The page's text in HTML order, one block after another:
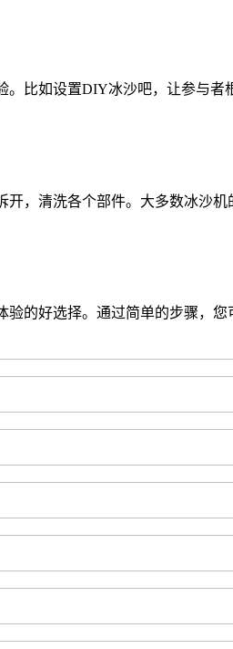
比如设置DIY冰沙吧，让参与
，清洗各个部件。大多数冰沙
的好选择。通过简单的步骤，